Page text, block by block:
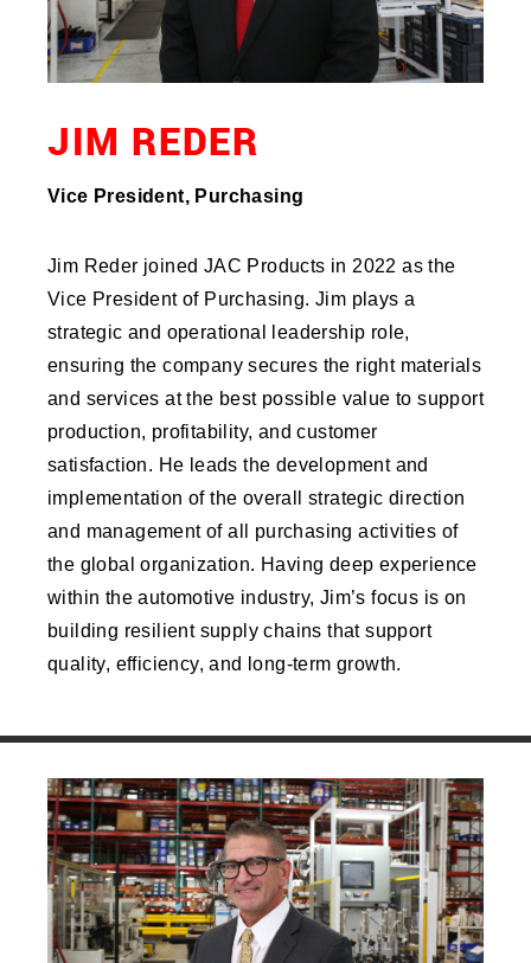
JIM REDER
Vice President, Purchasing
Jim Reder joined JAC Products in 2022 as the
Vice President of Purchasing. Jim plays a
strategic and operational leadership role,
ensuring the company secures the right materials
and services at the best possible value to support
production, profitability, and customer
satisfaction. He leads the development and
implementation of the overall strategic direction
and management of all purchasing activities of
the global organization. Having deep experience
within the automotive industry, Jim’s focus is on
building resilient supply chains that support
quality, efficiency, and long-term growth.